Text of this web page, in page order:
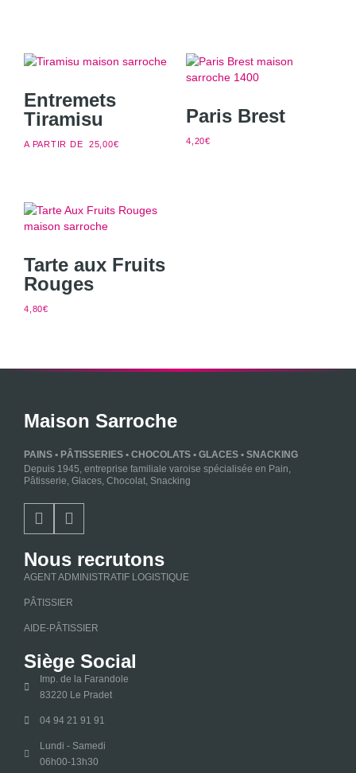
Entremets
Tiramisu
A PARTIR DE 25,00€
Paris Brest
4,20€
Tarte aux Fruits
Rouges
4,80€
Maison Sarroche
PAINS • PÂTISSERIES • CHOCOLATS • GLACES • SNACKING
Depuis 1945, entreprise familiale varoise spécialisée en Pain,
Pâtisserie, Glaces, Chocolat, Snacking
Nous recrutons
AGENT ADMINISTRATIF LOGISTIQUE
PÂTISSIER
AIDE-PÂTISSIER
Siège Social
Imp. de la Farandole
83220 Le Pradet
04 94 21 91 91
Lundi - Samedi
06h00-13h30